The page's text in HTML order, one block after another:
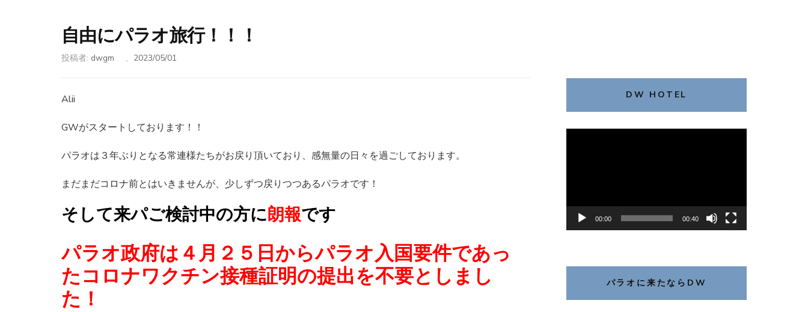
自由にパラオ旅行！！！
投稿者: dwgm 、 2023/05/01
Alii
GWがスタートしております！！
パラオは３年ぶりとなる常連様たちがお戻り頂いており、感無量の日々を過ごしております。
まだまだコロナ前とはいきませんが、少しずつ戻りつつあるパラオです！
そして来パご検討中の方に朗報です
パラオ政府は４月２５日からパラオ入国要件であっ
たコロナワクチン接種証明の提出を不要としまし
た！
DW HOTEL
ー
00:00 00:40
パラオに来たならDW